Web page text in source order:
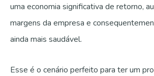
uma economia significativa de retorno,
margens da empresa e
ainda mais saudável.
Esse é o cenário perfeito para ter um